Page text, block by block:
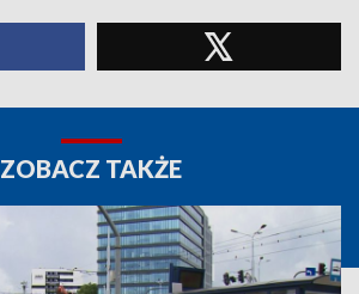
ZOBACZ TAKŻE